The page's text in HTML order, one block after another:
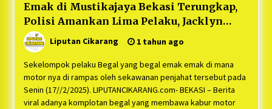
Kartini Penggerak Lingkungan dari Sampah
Bukit Berlian
1 tahun ago
PNM Berangkatkan Ratusan Peserta : Mudik
Aman Sampai Tujuan BUMN 2025
1 tahun ago
Emak di Mustikajaya Bekasi Terungkap,
Polisi Amankan Lima Pelaku, Jacklyn
Choppers: “Miris ! Pelakunya 4 Bocah di
bawah Umur, 1 Dewasa”
Liputan Cikarang 1 tahun ago
Sekelompok pelaku Begal yang begal emak emak di mana
motor nya di rampas oleh sekawanan penjahat tersebut pada
Senin (17//2/2025). LIPUTANCIKARANG.com- BEKASI – Berita
viral adanya komplotan begal yang membawa kabur motor